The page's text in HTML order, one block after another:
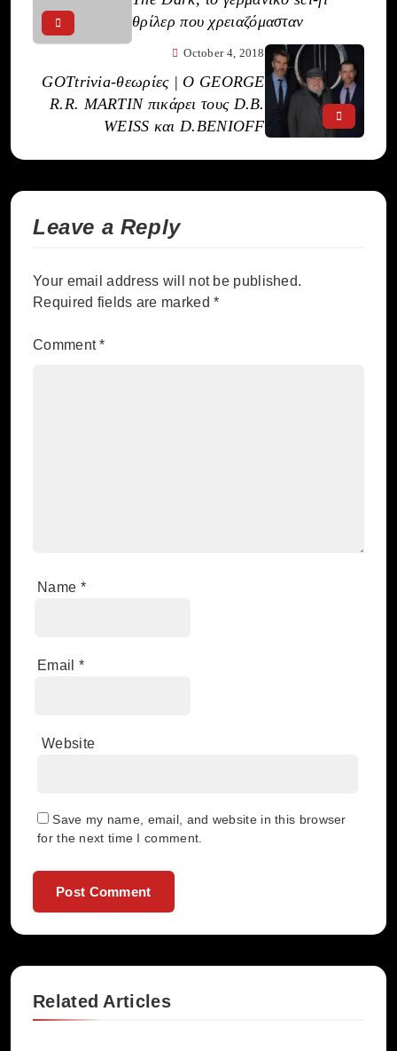
θρίλερ που χρειαζόμασταν
October 4, 2018
GOTtrivia-θεωρίες | Ο GEORGE
R.R. MARTIN πικάρει τους D.B.
WEISS και D.BENIOFF
Leave a Reply
Your email address will not be published.
Required fields are marked*
Comment*
Name *
Email *
Website
Save my name, email, and website in this browser
for the next time I comment.
Related Articles